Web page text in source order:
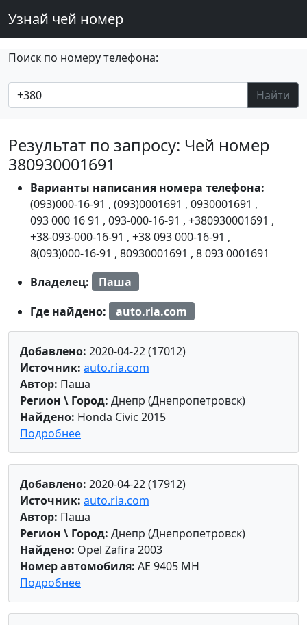
Узнай чей номер
Поиск по номеру телефона:
Найти
Результат по запросу: Чей номер
380930001691
Варианты написания номера телефона:
(093)000-16-91 , (093)0001691 , 0930001691 ,
093 000 16 91 , 093-000-16-91 , +380930001691 ,
+38-093-000-16-91 , +38 093 000-16-91 ,
8(093)000-16-91 , 80930001691 , 8 093 0001691
Владелец:
Паша
Где найдено:
auto.ria.com
Добавлено: 2020-04-22 (17012)
Источник: auto.ria.com
Автор: Паша
Регион \ Город: Днепр (Днепропетровск)
Найдено: Honda Civic 2015
Подробнее
Добавлено: 2020-04-22 (17912)
Источник: auto.ria.com
Автор: Паша
Регион \ Город: Днепр (Днепропетровск)
Найдено: Opel Zafira 2003
Номер автомобиля: AE 9405 MH
Подробнее